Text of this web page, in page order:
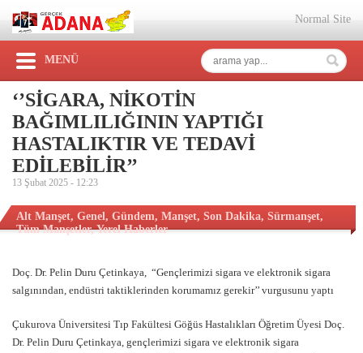
Normal Site
MENÜ
‘’SİGARA, NİKOTİN
BAĞIMLILIĞININ YAPTIĞI
HASTALIKTIR VE TEDAVİ
EDİLEBİLİR’’
13 Şubat 2025 - 12:23
Alt Manşet, Genel, Gündem, Manşet, Son Dakika, Sürmanşet,
Tüm Manşetler,Yerel Haberler
Doç. Dr. Pelin Duru Çetinkaya, “Gençlerimizi sigara ve elektronik sigara
salgınından, endüstri taktiklerinden korumamız gerekir’’ vurgusunu yaptı
Çukurova Üniversitesi Tıp Fakültesi Göğüs Hastalıkları Öğretim Üyesi Doç.
Dr. Pelin Duru Çetinkaya, gençlerimizi sigara ve elektronik sigara